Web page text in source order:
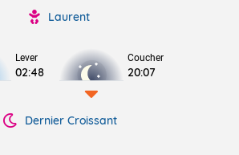
Laurent
Lever
02:48
Coucher
20:07
Dernier Croissant